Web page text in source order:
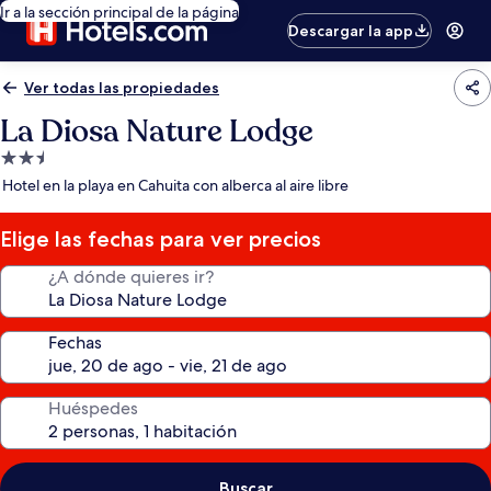
Ir a la sección principal de la página
Descargar la app
Ver todas las propiedades
La Diosa Nature Lodge
Propiedad
de
estrellas
Hotel en la playa en Cahuita con alberca al aire libre
Elige las fechas para ver precios
¿A dónde quieres ir?
Fechas
Huéspedes